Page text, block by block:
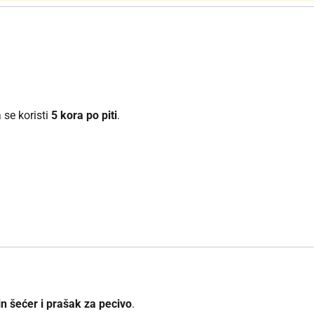
se koristi5 kora po piti.
šećer i prašak za pecivo.